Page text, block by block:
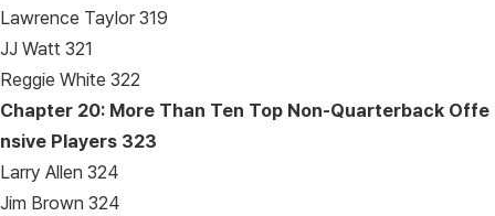
Lawrence Taylor 319
JJ Watt 321
Reggie White 322
Chapter 20: More Than Ten Top Non-Quarterback Offe
nsive Players 323
Larry Allen 324
Jim Brown 324